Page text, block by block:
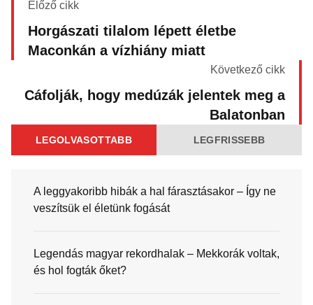
Előző cikk
Horgászati tilalom lépett életbe
Maconkán a vízhiány miatt
Következő cikk
Cáfolják, hogy medúzák jelentek meg a
Balatonban
LEGOLVASOTTABB LEGFRISSEBB
A leggyakoribb hibák a hal fárasztásakor – Így ne
veszítsük el életünk fogását
Legendás magyar rekordhalak – Mekkorák voltak,
és hol fogták őket?